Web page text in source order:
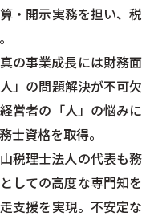
・開示実務を担い、税
の事業成長には財務面
」の問題解決が不可欠
営者の「人」の悩みに
士資格を取得。
税理士法人の代表も務
しての高度な専門知を
支援を実現。不安定な